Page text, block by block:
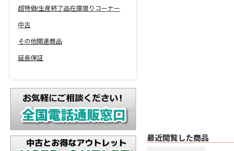
超特価!生産終了品在庫限りコーナー
中古
その他関連商品
延長保証
最近閲覧した商品